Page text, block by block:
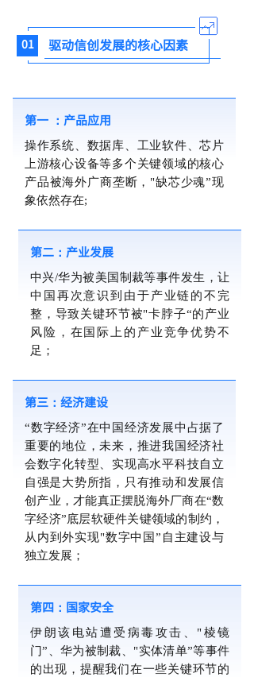
01 驱动信创发展的核心因素
第一 ：产品应用
操作系统、数据库、工业软件、芯片
上游核心设备等多个关键领域的核心
产品被海外广商垄断，"缺芯少魂”现
象依然存在;
第二：产业发展
中兴/华为被美国制裁等事件发生，让
中国再次意识到由于产业链的不完
整，导致关键环节被"卡脖子“的产业
风险，在国际上的产业竞争优势不
足；
第三：经济建设
“数字经济”在中国经济发展中占据了
重要的地位，未来，推进我国经济社
会数字化转型、实现高水平科技自立
自强是大势所指，只有推动和发展信
创产业，才能真正摆脱海外厂商在“数
字经济”底层软硬件关键领域的制约，
从内到外实现"数字中国”自主建设与
独立发展；
第四：国家安全
伊朗该电站遭受病毒攻击、"棱镜
门”、华为被制裁、"实体清单”等事件
的出现，提醒我们在一些关键环节的